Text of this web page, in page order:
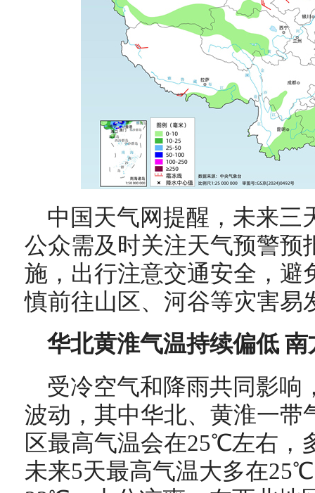
中国天气网提醒，未来三
公众需及时关注天气预警预
施，出行注意交通安全，避
慎前往山区、河谷等灾害易
华北黄淮气温持续偏低
受冷空气和降雨共同影响
波动，其中华北、黄淮一带
区最高气温会在25℃左右，
未来5天最高气温大多在25℃